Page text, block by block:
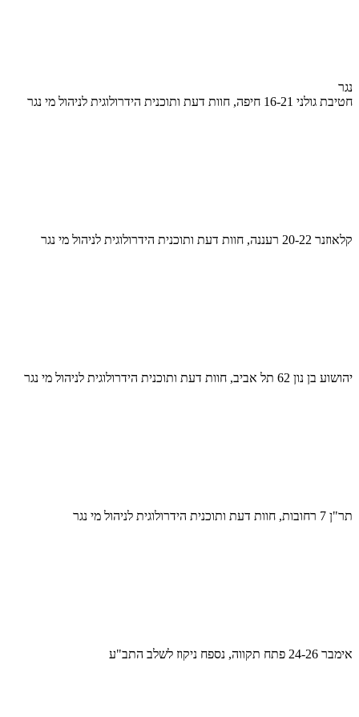
נגר
חטיבת גולני 16-21 חיפה, חוות דעת ותוכנית הידרולוגית לניהול מי נגר
קלאוזנר 20-22 רעננה, חוות דעת ותוכנית הידרולוגית לניהול מי נגר
יהושוע בן נון 62 תל אביב, חוות דעת ותוכנית הידרולוגית לניהול מי נגר
תר"ן 7 רחובות, חוות דעת ותוכנית הידרולוגית לניהול מי נגר
אימבר 24-26 פתח תקווה, נספח ניקוז לשלב התב"ע